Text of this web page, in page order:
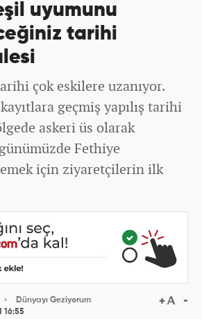
uyumunu
tarihi
çok eskilere uzanıyor.
geçmiş yapılış tarihi
askeri üs olarak
Fethiye
için ziyaretçilerin ilk
16:55
Dünyayı Geziyorum